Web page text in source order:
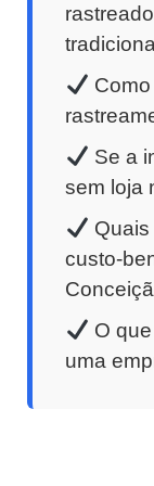
tradicional
Se a
sem loja
custo-
O
uma